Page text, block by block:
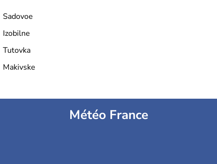
Sadovoe
Izobilne
Tutovka
Makivske
Météo France